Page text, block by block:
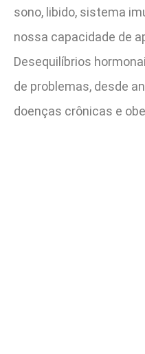
sono, libido, sistema
nossa capacidade de
Desequilíbrios
de problemas, desde
doenças crônicas e